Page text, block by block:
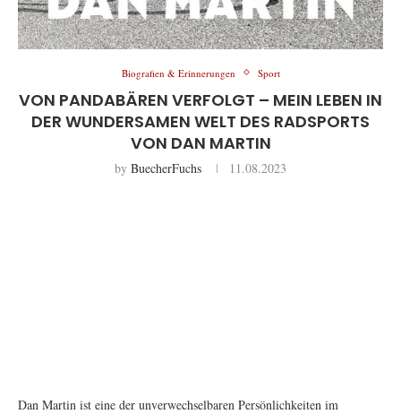
Biografien & Erinnerungen Sport
VON PANDABÄREN VERFOLGT – MEIN LEBEN IN
DER WUNDERSAMEN WELT DES RADSPORTS
VON DAN MARTIN
by BuecherFuchs 11.08.2023
Dan Martin ist eine der unverwechselbaren Persönlichkeiten im